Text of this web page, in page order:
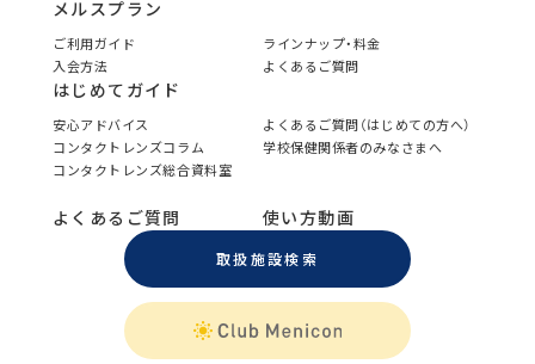
メルスプラン
ご利用ガイド
ラインナップ・料金
入会方法
よくあるご質問
はじめてガイド
安心アドバイス
よくあるご質問（はじめての方へ）
コンタクトレンズコラム
学校保健関係者のみなさまへ
コンタクトレンズ総合資料室
よくあるご質問 使い方動画
取扱施設検索